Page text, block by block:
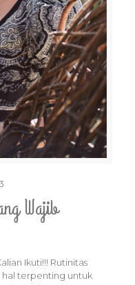
Wajib
Ikuti!!! Rutinitas
hal terpenting untuk